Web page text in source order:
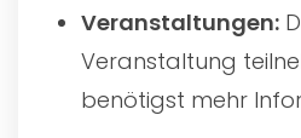
Veranstaltungen:
Veranstaltung
benötigst mehr